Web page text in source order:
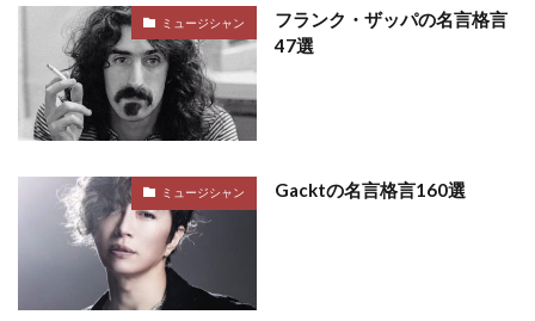
ミュージシャン
フランク・ザッパの名言格言
47選
ミュージシャン Gacktの名言格言160選